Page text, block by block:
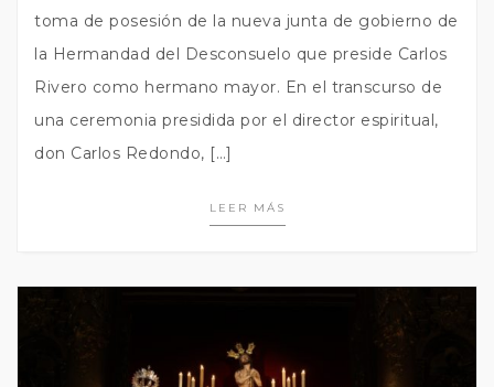
toma de posesión de la nueva junta de gobierno de
la Hermandad del Desconsuelo que preside Carlos
Rivero como hermano mayor. En el transcurso de
una ceremonia presidida por el director espiritual,
don Carlos Redondo, […]
LEER MÁS